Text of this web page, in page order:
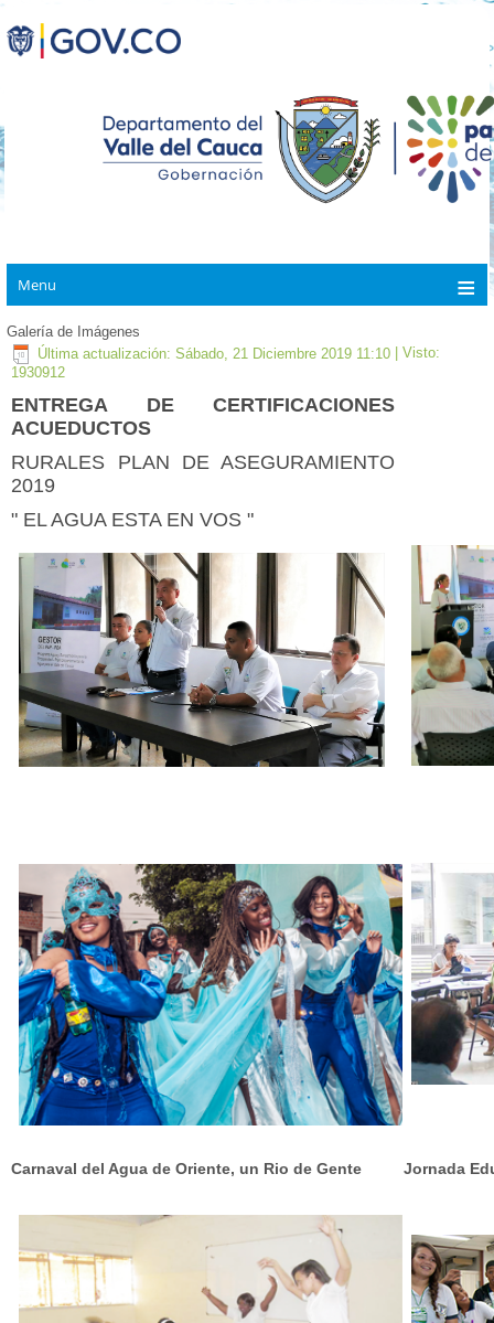
Menu
Galería de Imágenes
Última actualización: Sábado, 21 Diciembre 2019 11:10 | Visto:
1930912
ENTREGA DE CERTIFICACIONES
ACUEDUCTOS
RURALES PLAN DE ASEGURAMIENTO
2019
" EL AGUA ESTA EN VOS "
Carnaval del Agua de Oriente, un Rio de Gente Jornada